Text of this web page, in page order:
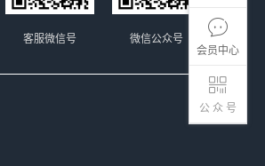
会员中心
公 众 号
微信公众号
客服微信号